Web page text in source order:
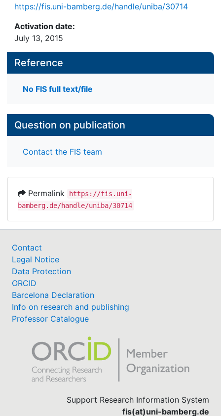
https://fis.uni-bamberg.de/handle/uniba/30714
Activation date:
July 13, 2015
Reference
No FIS full text/file
Question on publication
Contact the FIS team
Permalink
https://fis.uni-
bamberg.de/handle/uniba/30714
Contact
Legal Notice
Data Protection
ORCID
Barcelona Declaration
Info on research and publishing
Professor Catalogue
Support Research Information System
fis(at)uni-bamberg.de